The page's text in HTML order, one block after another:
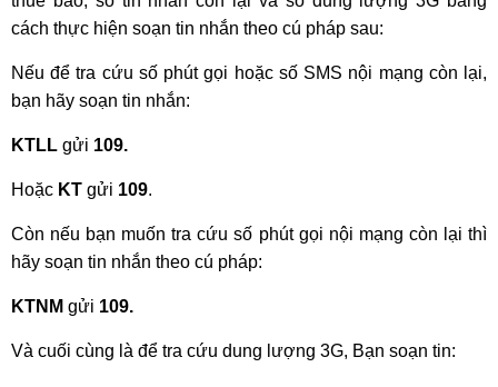
cách thực hiện soạn tin nhắn theo cú pháp sau:
Nếu để tra cứu số phút gọi hoặc số SMS nội mạng còn lại,
bạn hãy soạn tin nhắn:
KTLL gửi 109.
Hoặc KT gửi 109.
Còn nếu bạn muốn tra cứu số phút gọi nội mạng còn lại thì
hãy soạn tin nhắn theo cú pháp:
KTNM gửi 109.
Và cuối cùng là để tra cứu dung lượng 3G, Bạn soạn tin: